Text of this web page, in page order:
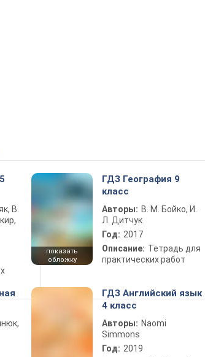
В.
показать
обложку
ГДЗ География 9
класс
Авторы: В. М. Бойко, И.
Л. Дитчук
Год: 2017
Описание: Тетрадь для
практических работ
ГДЗ Английский язык
4 класс
Авторы: Naomi
Simmons
Год: 2019